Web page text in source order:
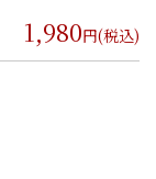
1,980円(税込)